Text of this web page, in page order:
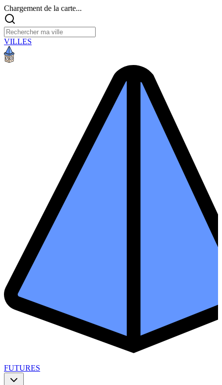
Chargement de la carte...
VILLES
FUTURES